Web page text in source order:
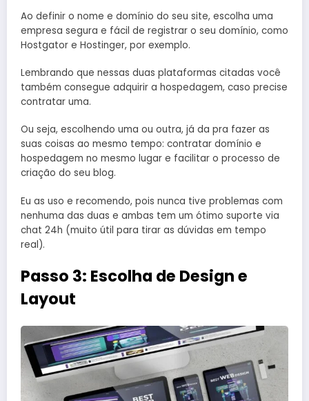
Ao definir o nome e domínio do seu site, escolha uma
empresa segura e fácil de registrar o seu domínio, como
Hostgator e Hostinger, por exemplo.
Lembrando que nessas duas plataformas citadas você
também consegue adquirir a hospedagem, caso precise
contratar uma.
Ou seja, escolhendo uma ou outra, já da pra fazer as
suas coisas ao mesmo tempo: contratar domínio e
hospedagem no mesmo lugar e facilitar o processo de
criação do seu blog.
Eu as uso e recomendo, pois nunca tive problemas com
nenhuma das duas e ambas tem um ótimo suporte via
chat 24h (muito útil para tirar as dúvidas em tempo
real).
Passo 3: Escolha de Design e
Layout